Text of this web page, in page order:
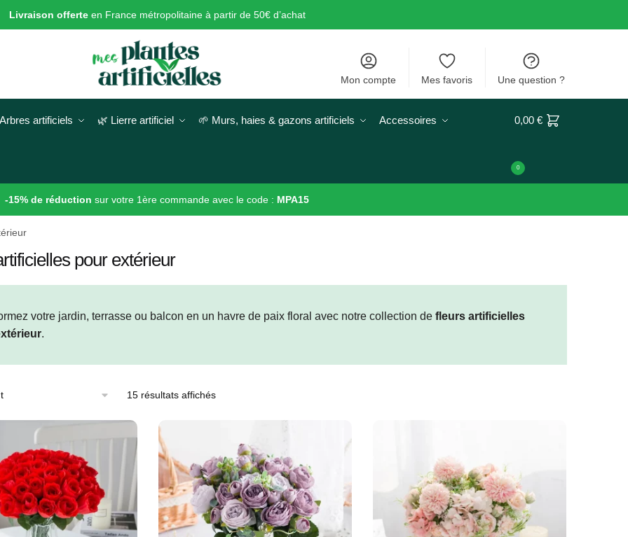
Livraison offerteen France métropolitaine à partir de 50€ d’achat
Mon compte Mes favoris Une question ?
artificiels 🌿 Lierre artificiel 🌱 Murs, haies & gazons artificiels Accessoires 0,00 €
0
-15% de réduction sur votre 1ère commande avec le code : MPA15
pour extérieur
votre jardin, terrasse ou balcon en un havre de paix floral avec notre collection de fleurs artificielles
.
15 résultats affichés